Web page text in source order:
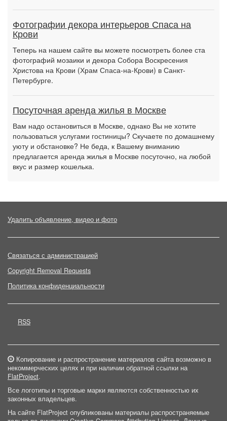
Фотографии декора интерьеров Спаса на
Крови
Теперь на нашем сайте вы можете посмотреть более ста
фотографий мозаики и декора Собора Воскресения
Христова на Крови (Храм Спаса-на-Крови) в Санкт-
Петербурге.
Посуточная аренда жилья в Москве
Вам надо остановиться в Москве, однако Вы не хотите
пользоваться услугами гостиницы? Скучаете по домашнему
уюту и обстановке? Не беда, к Вашему вниманию
предлагается аренда жилья в Москве посуточно, на любой
вкус и размер кошелька.
Удалить объявление, видео и фото
Связаться с администрацией
Copyright Removal Requests
Политика конфиденциальности
RSS
Копирование и распространение материалов сайта возможно в
некоммерческих целях и при наличии обратной ссылки на
FlatProject.
Все логотипы и торговые марки являются собственностью их
законных владельцев.
На сайте FlatProject опубликованы материалы распространяемые